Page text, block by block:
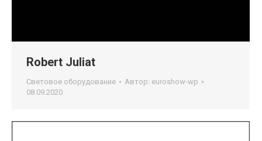
Robert Juliat
Световое оборудование Автор: euroshow-wp
08.09.2020